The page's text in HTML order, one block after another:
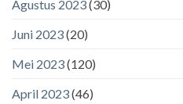
Agustus 2023(30)
Juni 2023(20)
Mei 2023(120)
April 2023(46)